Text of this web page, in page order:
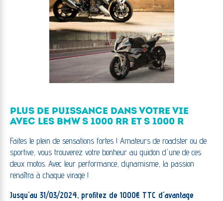
PLUS DE PUISSANCE DANS VOTRE VIE
AVEC LES BMW S 1000 RR ET S 1000 R
Faites le plein de sensations fortes ! Amateurs de roadster ou de
sportive, vous trouverez votre bonheur au guidon d'une de ces
deux motos. Avec leur performance, dynamisme, la passion
renaîtra à chaque virage !
Jusqu'au 31/03/2024, profitez de 1000€ TTC d'avantage